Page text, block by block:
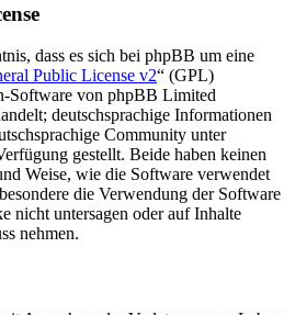
dass es sich bei phpBB um eine
Public License v2“ (GPL)
Software von phpBB Limited
deutschsprachige Informationen
Community unter
gestellt. Beide haben keinen
Weise, wie die Software verwendet
die Verwendung der Software
nicht untersagen oder auf Inhalte
nehmen.